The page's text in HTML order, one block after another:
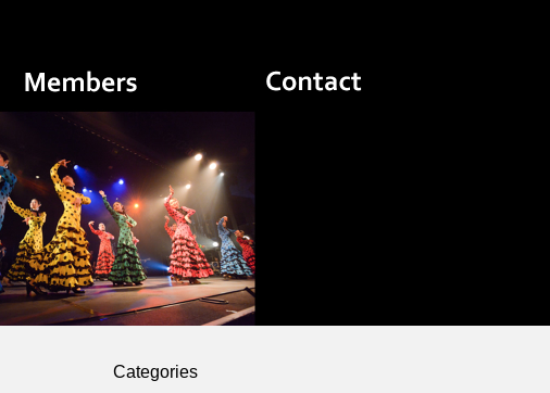
Categories